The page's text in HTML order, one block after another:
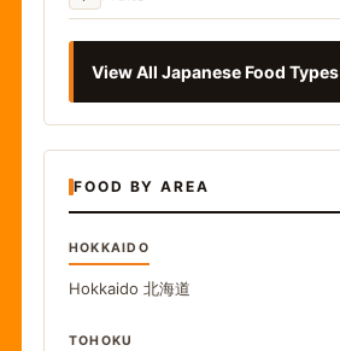
View All Japanese Food Types
FOOD BY AREA
HOKKAIDO
Hokkaido 北海道
TOHOKU